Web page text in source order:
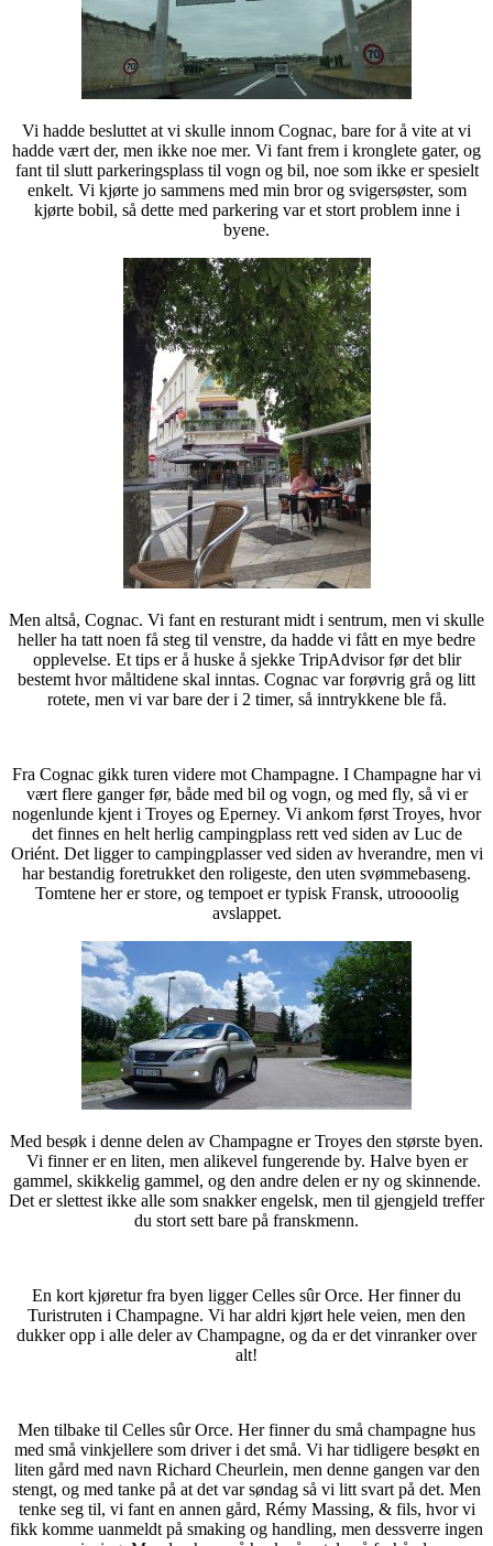
Vi hadde besluttet at vi skulle innom Cognac, bare for å vite at vi
hadde vært der, men ikke noe mer. Vi fant frem i kronglete gater, og
fant til slutt parkeringsplass til vogn og bil, noe som ikke er spesielt
enkelt. Vi kjørte jo sammens med min bror og svigersøster, som
kjørte bobil, så dette med parkering var et stort problem inne i
byene.
Men altså, Cognac. Vi fant en resturant midt i sentrum, men vi skulle
heller ha tatt noen få steg til venstre, da hadde vi fått en mye bedre
opplevelse. Et tips er å huske å sjekke TripAdvisor før det blir
bestemt hvor måltidene skal inntas. Cognac var forøvrig grå og litt
rotete, men vi var bare der i 2 timer, så inntrykkene ble få.
Fra Cognac gikk turen videre mot Champagne. I Champagne har vi
vært flere ganger før, både med bil og vogn, og med fly, så vi er
nogenlunde kjent i Troyes og Eperney. Vi ankom først Troyes, hvor
det finnes en helt herlig campingplass rett ved siden av Luc de
Oriént. Det ligger to campingplasser ved siden av hverandre, men vi
har bestandig foretrukket den roligeste, den uten svømmebaseng.
Tomtene her er store, og tempoet er typisk Fransk, utroooolig
avslappet.
Med besøk i denne delen av Champagne er Troyes den største byen.
Vi finner er en liten, men alikevel fungerende by. Halve byen er
gammel, skikkelig gammel, og den andre delen er ny og skinnende.
Det er slettest ikke alle som snakker engelsk, men til gjengjeld treffer
du stort sett bare på franskmenn.
En kort kjøretur fra byen ligger Celles sûr Orce. Her finner du
Turistruten i Champagne. Vi har aldri kjørt hele veien, men den
dukker opp i alle deler av Champagne, og da er det vinranker over
alt!
Men tilbake til Celles sûr Orce. Her finner du små champagne hus
med små vinkjellere som driver i det små. Vi har tidligere besøkt en
liten gård med navn Richard Cheurlein, men denne gangen var den
stengt, og med tanke på at det var søndag så vi litt svart på det. Men
tenke seg til, vi fant en annen gård, Rémy Massing, & fils, hvor vi
fikk komme uanmeldt på smaking og handling, men dessverre ingen